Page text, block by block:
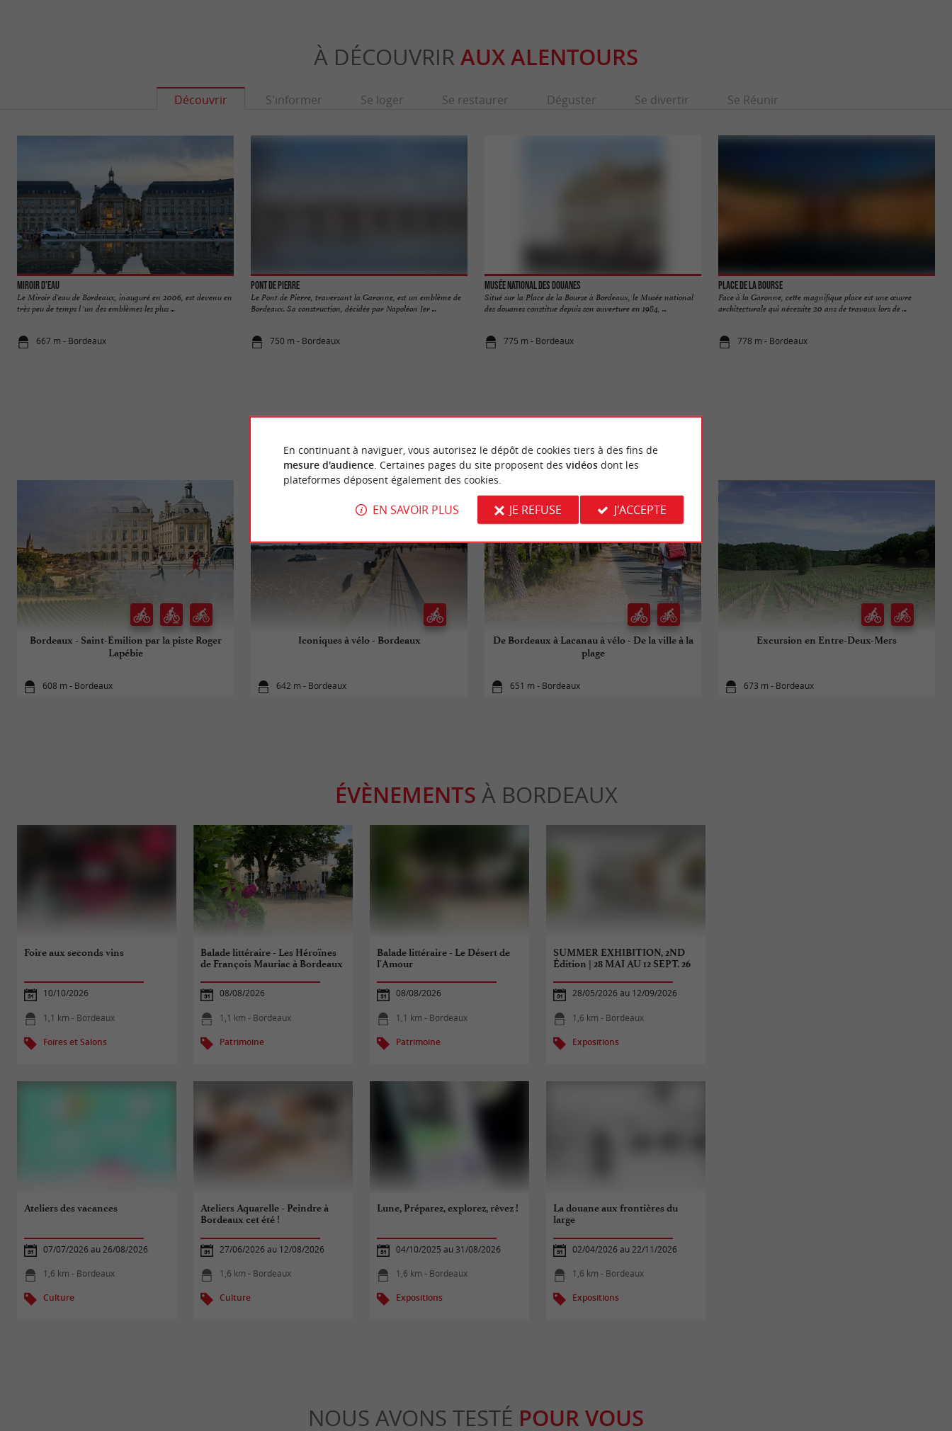
À DÉCOUVRIR AUX ALENTOURS
Découvrir S'informer Se loger Se restaurer Déguster Se divertir Se Réunir
Miroir d'eau
Le Miroir d'eau de Bordeaux, inauguré en 2006, est devenu en
très peu de temps l 'un des emblèmes les plus ...
667 m - Bordeaux
Pont de Pierre
Le Pont de Pierre, traversant la Garonne, est un emblème de
Bordeaux. Sa construction, décidée par Napoléon Ier ...
750 m - Bordeaux
Musée National des Douanes
Situé sur la Place de la Bourse à Bordeaux, le Musée national
des douanes constitue depuis son ouverture en 1984, ...
775 m - Bordeaux
Place de la Bourse
Face à la Garonne, cette magnifique place est une œuvre
architecturale qui nécessite 20 ans de travaux lors de ...
778 m - Bordeaux
VOUS AIMEREZAUSSI
Bordeaux - Saint-Emilion par la piste Roger
Lapébie
608 m - Bordeaux
Iconiques à vélo - Bordeaux
642 m - Bordeaux
De Bordeaux à Lacanau à vélo - De la ville à la
plage
651 m - Bordeaux
Excursion en Entre-Deux-Mers
673 m - Bordeaux
ÉVÈNEMENTS À BORDEAUX
Foire aux seconds vins
10/10/2026
1,1 km - Bordeaux
Foires et Salons
Balade littéraire - Les Héroïnes
de François Mauriac à Bordeaux
08/08/2026
1,1 km - Bordeaux
Patrimoine
Balade littéraire - Le Désert de
l'Amour
08/08/2026
1,1 km - Bordeaux
Patrimoine
SUMMER EXHIBITION, 2ND
Édition | 28 MAI AU 12 SEPT. 26
28/05/2026 au 12/09/2026
1,6 km - Bordeaux
Expositions
Ateliers des vacances
07/07/2026 au 26/08/2026
1,6 km - Bordeaux
Culture
Ateliers Aquarelle - Peindre à
Bordeaux cet été !
27/06/2026 au 12/08/2026
1,6 km - Bordeaux
Culture
Lune, Préparez, explorez, rêvez !
04/10/2025 au 31/08/2026
1,6 km - Bordeaux
Expositions
La douane aux frontières du
large
02/04/2026 au 22/11/2026
1,6 km - Bordeaux
Expositions
NOUS AVONS TESTÉ POUR VOUS
En continuant à naviguer, vous autorisez le dépôt de cookies tiers à des fins de
mesure d'audience. Certaines pages du site proposent des vidéosdont les
plateformes déposent également des cookies.
EN SAVOIR PLUS JE REFUSE J'ACCEPTE